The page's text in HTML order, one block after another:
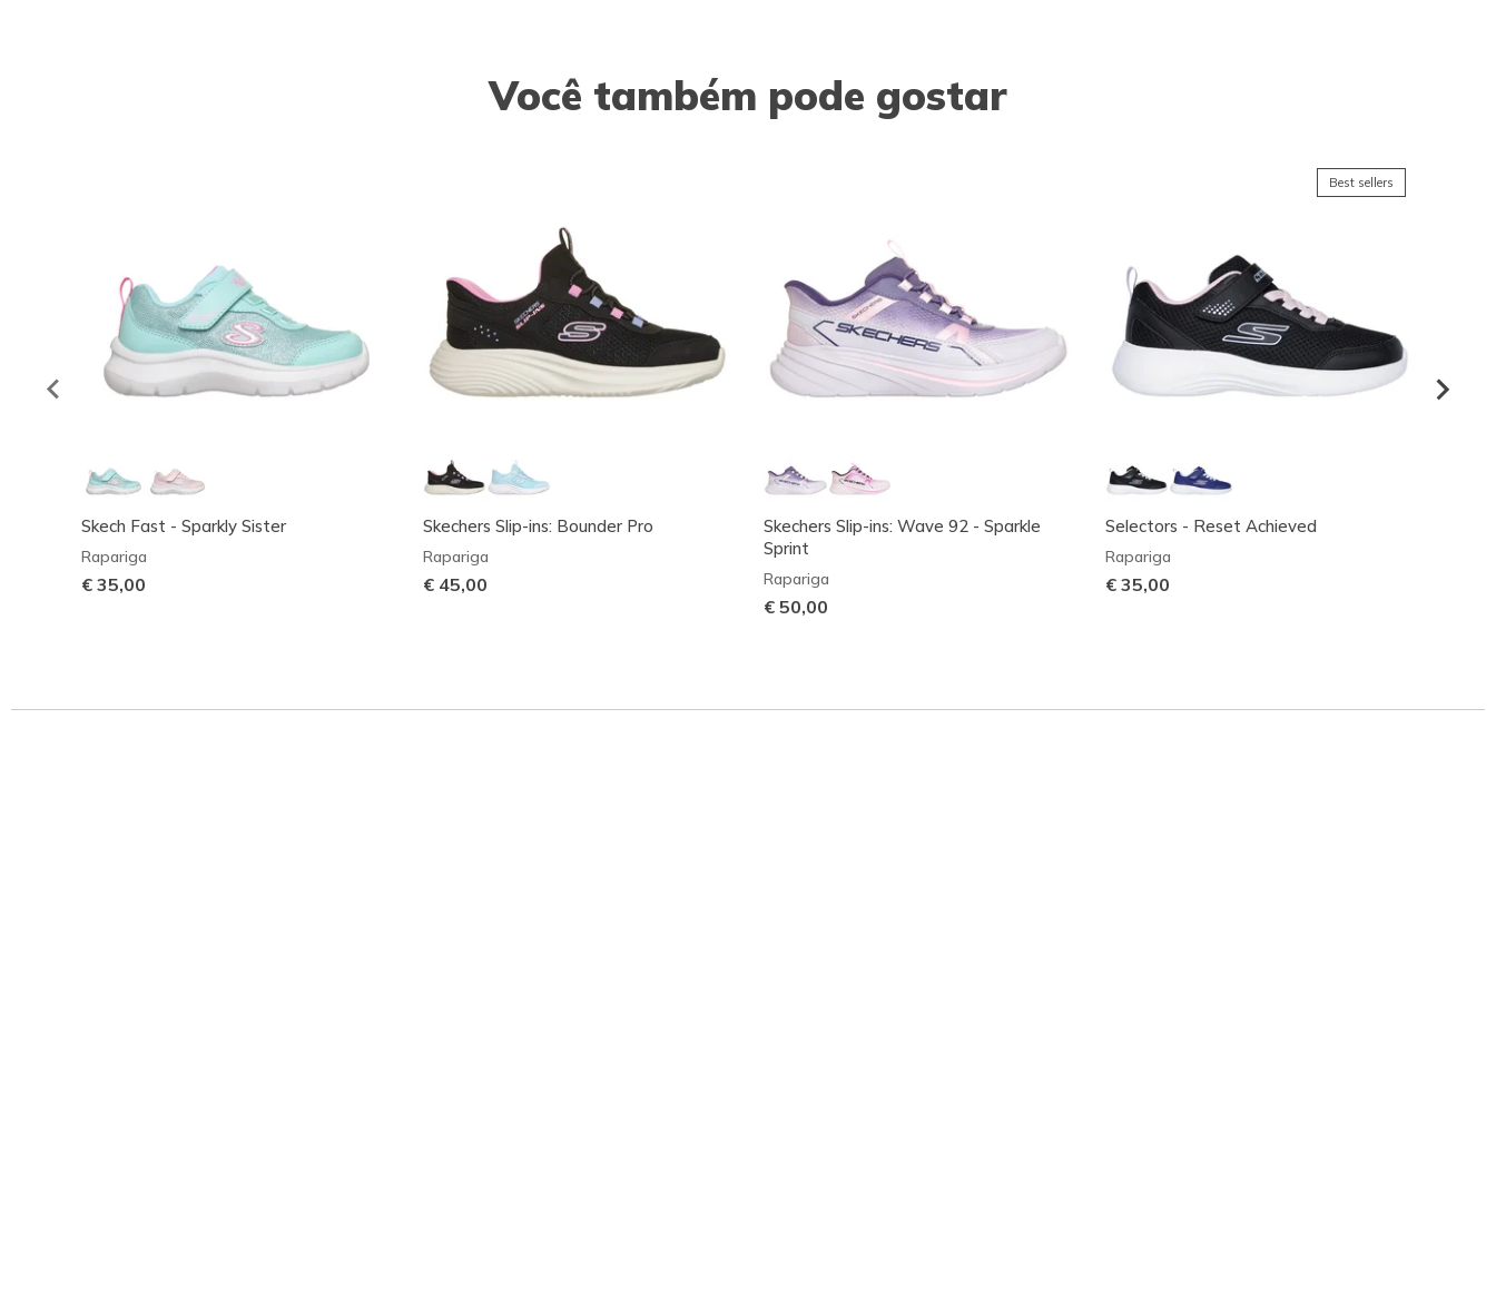
Você também pode gostar
Skech Fast - Sparkly Sister
Rapariga
€ 35,00
Skechers Slip-ins: Bounder Pro
Rapariga
€ 45,00
Skechers Slip-ins: Wave 92 - Sparkle
Sprint
Rapariga
€ 50,00
Best sellers
Selectors - Reset Achieved
Rapariga
€ 35,00